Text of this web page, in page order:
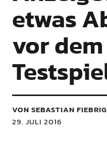
etwas
vor
VON SEBASTIAN FIEBRIG
29. JULI 2016